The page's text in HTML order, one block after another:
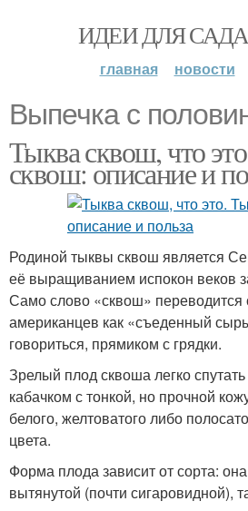
ИДЕИ ДЛЯ
главная новости
Выпечка с
Тыква сквош, что
сквош: описание и
Родиной тыквы сквош является
её выращиванием испокон веков
Само слово «сквош» переводится
американцев как «съеденный
говориться, прямиком с грядки.
Зрелый плод сквоша легко
кабачком с тонкой, но прочной
белого, желтоватого либо
цвета.
Форма плода зависит от сорта:
вытянутой (почти сигаровидной),